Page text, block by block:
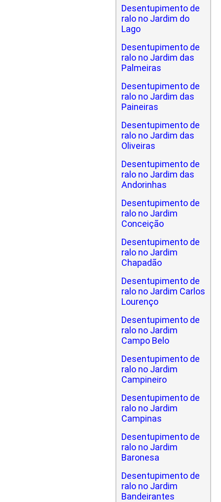
Desentupimento de
ralo no Jardim do
Lago
Desentupimento de
ralo no Jardim das
Palmeiras
Desentupimento de
ralo no Jardim das
Paineiras
Desentupimento de
ralo no Jardim das
Oliveiras
Desentupimento de
ralo no Jardim das
Andorinhas
Desentupimento de
ralo no Jardim
Conceição
Desentupimento de
ralo no Jardim
Chapadão
Desentupimento de
ralo no Jardim Carlos
Lourenço
Desentupimento de
ralo no Jardim
Campo Belo
Desentupimento de
ralo no Jardim
Campineiro
Desentupimento de
ralo no Jardim
Campinas
Desentupimento de
ralo no Jardim
Baronesa
Desentupimento de
ralo no Jardim
Bandeirantes